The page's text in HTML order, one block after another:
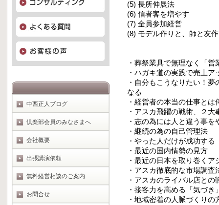
(5) 長所伸展法
(6) 信者客を増やす
(7) 全員参加経営
(8) モデル作りと、師と友
・葬祭業具で無理なく「
・ハガキ道の実践で売上ア
・自分もこうなりたい！
なる
・経営者の本当の仕事とは
・アスカ飛躍の戦術、２大
・志の為には人と違う事を
・継続の為の自己管理法
・やった人だけが成功する
・最近の国内情勢の見方
・最近の日本を取り巻くア
・アスカ徹底的な市場調査
・アスカのライバル店との
・接客力を高める「気づき
・地域密着の人脈づくりの
中西正人ブログ
倶楽部会員のみなさまへ
会社概要
出張講演依頼
無料経営相談のご案内
お問合せ